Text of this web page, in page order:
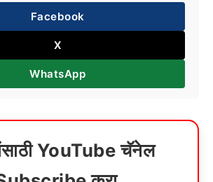
Facebook
X
WhatsApp
YouTube चॅनेल